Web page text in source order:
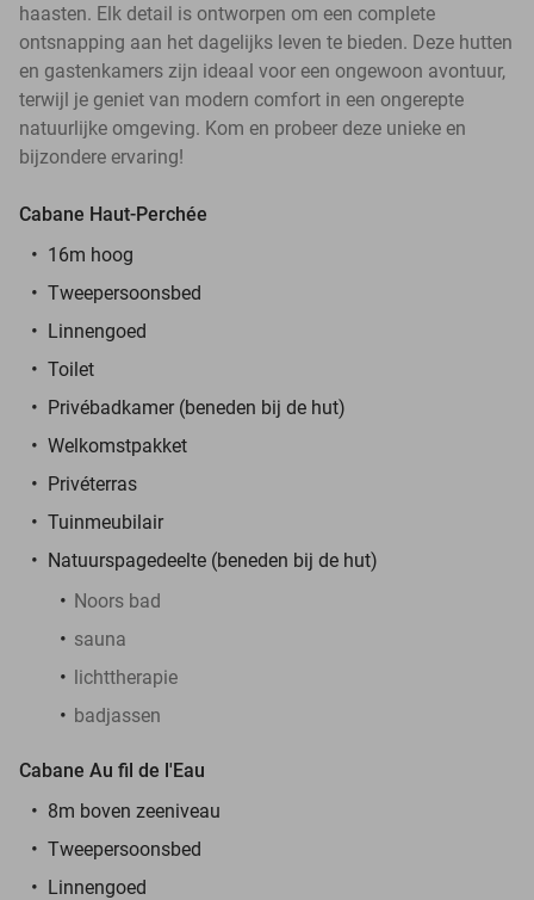
haasten. Elk detail is ontworpen om een complete
ontsnapping aan het dagelijks leven te bieden. Deze hutten
en gastenkamers zijn ideaal voor een ongewoon avontuur,
terwijl je geniet van modern comfort in een ongerepte
natuurlijke omgeving. Kom en probeer deze unieke en
bijzondere ervaring!
Cabane Haut-Perchée
16m hoog
Tweepersoonsbed
Linnengoed
Toilet
Privébadkamer (beneden bij de hut)
Welkomstpakket
Privéterras
Tuinmeubilair
Natuurspagedeelte (beneden bij de hut)
Noors bad
sauna
lichttherapie
badjassen
Cabane Au fil de l'Eau
8m boven zeeniveau
Tweepersoonsbed
Linnengoed